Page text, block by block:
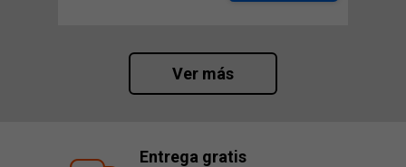
Ver más
Entrega gratis